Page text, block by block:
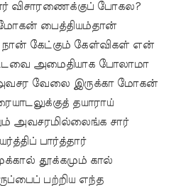
விசாரணைக்குப் போகல?
பைத்தியம்தான்
கேட்கும் கேள்விகள் என்
அமைதியாக போலாமா
வேலை இருக்கா மோகன்
தயாராய்
அவசரமில்லைங்க சார்
பார்த்தார்
தூக்கமும் கால்
பற்றிய எந்த